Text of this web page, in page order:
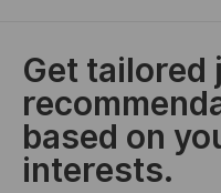
Get tailored
based on
interests.